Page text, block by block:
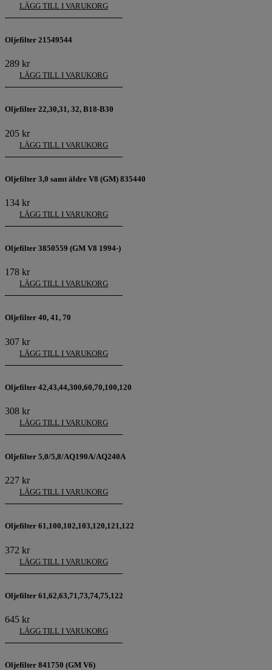
LÄGG TILL I VARUKORG
Oljefilter 21549544
289 kr
LÄGG TILL I VARUKORG
Oljefilter 22,30,31, 32, B18-B30
205 kr
LÄGG TILL I VARUKORG
Oljefilter 3,0 samt äldre V8 (GM) 835440
134 kr
LÄGG TILL I VARUKORG
Oljefilter 3850559 (GM V8 1994-)
178 kr
LÄGG TILL I VARUKORG
Oljefilter 40, 41, 70
307 kr
LÄGG TILL I VARUKORG
Oljefilter 42,43,44,300,60,70,100,120
308 kr
LÄGG TILL I VARUKORG
Oljefilter 5,0/5,8/AQ190A/AQ240A
227 kr
LÄGG TILL I VARUKORG
Oljefilter 61,100,102,103,120,121,122
372 kr
LÄGG TILL I VARUKORG
Oljefilter 61,62,63,71,73,74,75,122
645 kr
LÄGG TILL I VARUKORG
Oljefilter 841750 (GM V6)